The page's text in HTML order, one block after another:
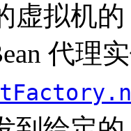
虚拟机
代理